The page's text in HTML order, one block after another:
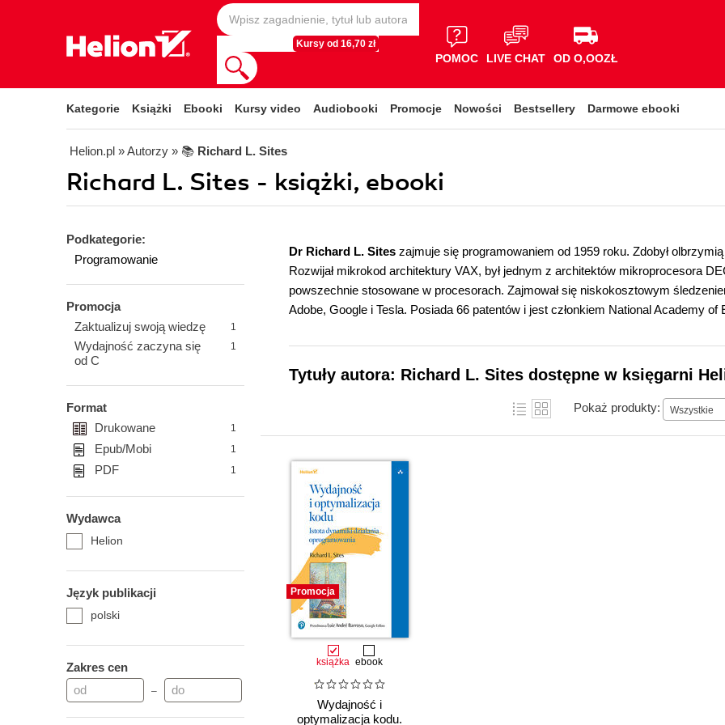
Kursy od 16,70 zł
POMOC LIVE CHAT OD O,OOZŁ
Kategorie Książki Ebooki Kursy video Audiobooki Promocje Nowości Bestsellery Darmowe ebooki
Helion.pl » Autorzy » 📚 Richard L. Sites
Richard L. Sites - książki, ebooki
Podkategorie:
Programowanie
Promocja
Zaktualizuj swoją wiedzę
1
Wydajność zaczyna się
od C
1
Format
Drukowane
1
Epub/Mobi 1
PDF 1
Wydawca
Helion
Język publikacji
polski
Zakres cen
–
Dr Richard L. Sites zajmuje się programowaniem od 1959 roku. Zdobył
Rozwijał mikrokod architektury VAX, był jednym z architektów mikroprocesora
powszechnie stosowane w procesorach. Zajmował się niskokosztowym
Adobe, Google i Tesla. Posiada 66 patentów i jest członkiem National Academy of
Tytuły autora: Richard L. Sites dostępne w księgarni
Pokaż produkty: Wszystkie
Promocja
książka ebook
Wydajność i
optymalizacja kodu.